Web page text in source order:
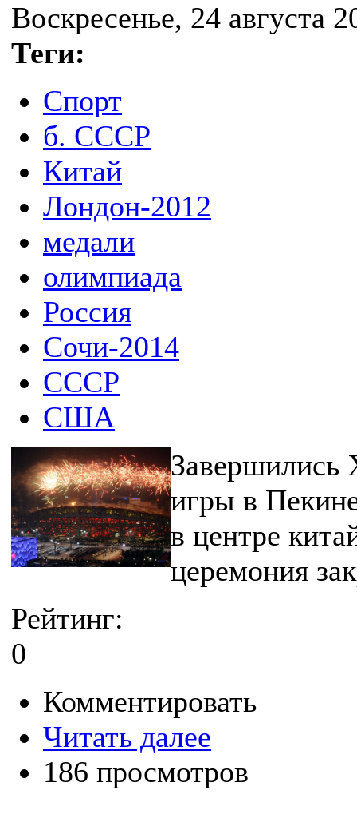
Воскресенье, 24 августа
Теги:
Спорт
б. СССР
Китай
Лондон-2012
медали
олимпиада
Россия
Сочи-2014
СССР
США
Завершились
игры в
в центре
церемония
Рейтинг:
0
Комментировать
Читать далее
186 просмотров